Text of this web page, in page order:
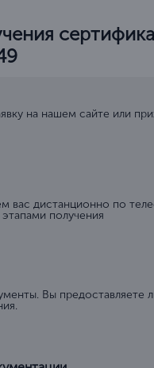
на нашем сайте или
вас дистанционно по
получения
Вы предоставляете